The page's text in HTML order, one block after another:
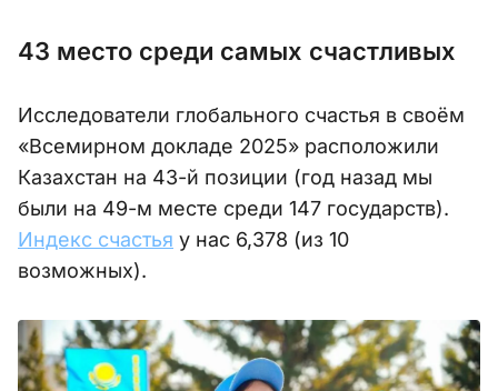
43 место среди самых счастливых
Исследователи глобального счастья в своём
«Всемирном докладе 2025» расположили
Казахстан на 43-й позиции (год назад мы
были на 49-м месте среди 147 государств).
Индекс счастья у нас 6,378 (из 10
возможных).